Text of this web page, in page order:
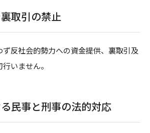
取引の禁止
反社会的勢力への資金提供、裏取引及
いません。
民事と刑事の法的対応